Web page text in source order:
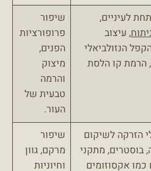
לעיניים,
, עיצוב
הנזולביאלי
הרמת קו הלסת
שיפור
פרופורציות
הפנים,
מיצוק
והרמה
טבעית של
העור.
הזרקה לשיקום
בוסטרים, מתקני
אקסוזומים
שיפור
מרקם, גוון
וחיוניות